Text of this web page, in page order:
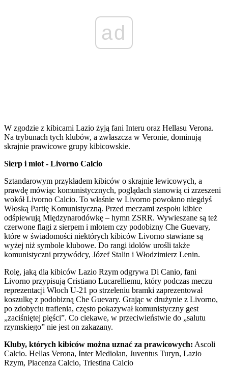
ad
W zgodzie z kibicami Lazio żyją fani Interu oraz Hellasu Verona.
Na trybunach tych klubów, a zwłaszcza w Veronie, dominują
skrajnie prawicowe grupy kibicowskie.
Sierp i młot - Livorno Calcio
Sztandarowym przykładem kibiców o skrajnie lewicowych, a
prawdę mówiąc komunistycznych, poglądach stanowią ci zrzeszeni
wokół Livorno Calcio. To właśnie w Livorno powołano niegdyś
Włoską Partię Komunistyczną. Przed meczami zespołu kibice
odśpiewują Międzynarodówkę – hymn ZSRR. Wywieszane są też
czerwone flagi z sierpem i młotem czy podobizny Che Guevary,
które w świadomości niektórych kibiców Livorno stawiane są
wyżej niż symbole klubowe. Do rangi idolów urośli także
komunistyczni przywódcy, Józef Stalin i Włodzimierz Lenin.
Rolę, jaką dla kibiców Lazio Rzym odgrywa Di Canio, fani
Livorno przypisują Cristiano Lucarelliemu, który podczas meczu
reprezentacji Włoch U-21 po strzeleniu bramki zaprezentował
koszulkę z podobizną Che Guevary. Grając w drużynie z Livorno,
po zdobyciu trafienia, często pokazywał komunistyczny gest
„zaciśniętej pięści”. Co ciekawe, w przeciwieństwie do „salutu
rzymskiego” nie jest on zakazany.
Kluby, których kibiców można uznać za prawicowych: Ascoli
Calcio. Hellas Verona, Inter Mediolan, Juventus Turyn, Lazio
Rzym, Piacenza Calcio, Triestina Calcio